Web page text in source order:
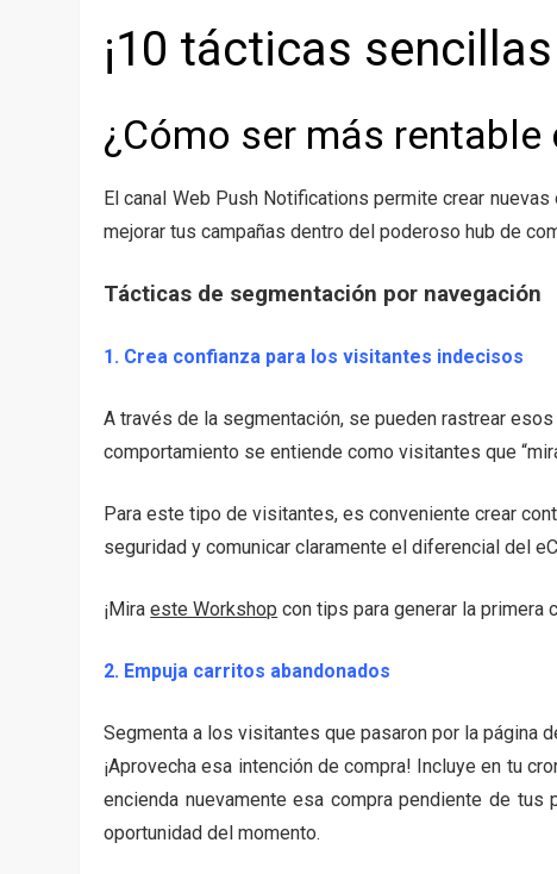
¡10 tácticas
¿Cómo ser más
El canal Web Push Notifications permite crear
mejorar tus campañas dentro del poderoso hub de
Tácticas de segmentación por navegación
1. Crea confianza para los visitantes indecisos
A través de la segmentación, se pueden rastrear
comportamiento se entiende como visitantes que
Para este tipo de visitantes, es conveniente crear
seguridad y comunicar claramente el diferencial del
​​​​​​​¡Miraeste Workshop con tips para generar la primera
2. Empuja carritos abandonados
Segmenta a los visitantes que pasaron por la página
¡Aprovecha esa intención de compra! Incluye en tu
encienda nuevamente esa compra pendiente de
oportunidad del momento.